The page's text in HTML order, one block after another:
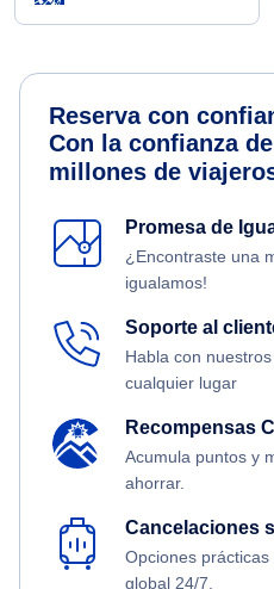
Reserva con
Con la confianza
millones de
Promesa de
¿Encontraste una
igualamos!
Soporte al
Habla con
cualquier lugar
Recompensas
Acumula puntos y
ahorrar.
Cancelaciones
Opciones
global 24/7.